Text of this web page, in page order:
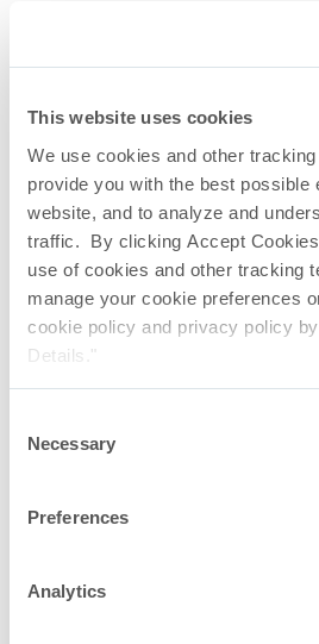
This website uses cookies
We use cookies and other
provide you with the best possible
website, and to analyze and
traffic. By clicking Accept
use of cookies and other tracking
manage your cookie preferences
cookie policy and privacy policy
Details."
Selection
Necessary
Preferences
Analytics
典型胶囊水流速度